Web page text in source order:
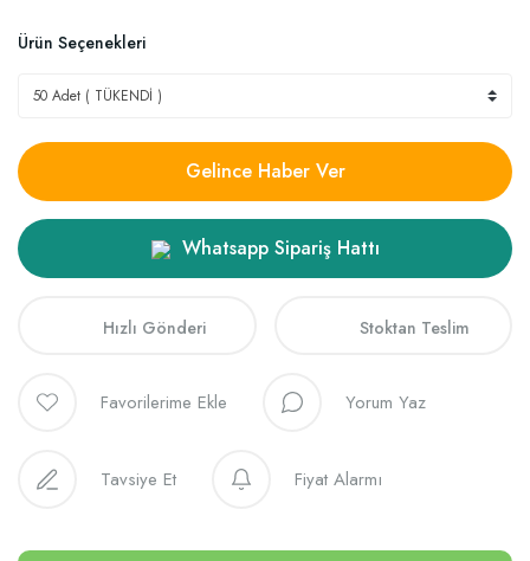
Ürün Seçenekleri
Gelince Haber Ver
Whatsapp Sipariş Hattı
Hızlı Gönderi Stoktan Teslim
Yorum Yaz
Tavsiye Et Fiyat Alarmı